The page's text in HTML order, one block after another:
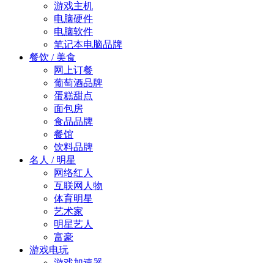
游戏主机
电脑硬件
电脑软件
笔记本电脑品牌
餐饮 / 美食
网上订餐
葡萄酒品牌
蛋糕甜点
面包房
食品品牌
餐馆
饮料品牌
名人 / 明星
网络红人
互联网人物
体育明星
艺术家
明星艺人
富豪
游戏电玩